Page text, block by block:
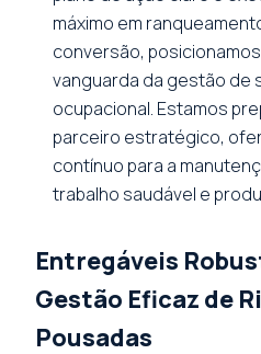
máximo em
conversão,
vanguarda da gestão de
ocupacional. Estamos
parceiro estratégico,
contínuo para a
trabalho saudável e
Entregáveis
Gestão Eficaz de
Pousadas